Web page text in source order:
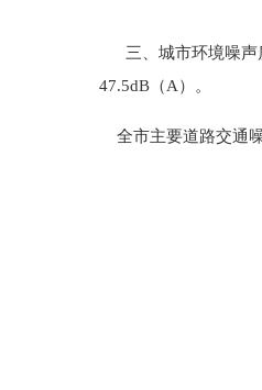
三、城市环境噪声
47.5dB（A）。
全市主要道路交通